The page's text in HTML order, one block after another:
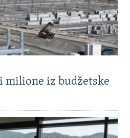
milione iz budžetske